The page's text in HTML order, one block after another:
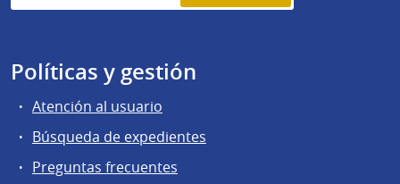
Políticas y gestión
Atención al usuario
Búsqueda de expedientes
Preguntas frecuentes